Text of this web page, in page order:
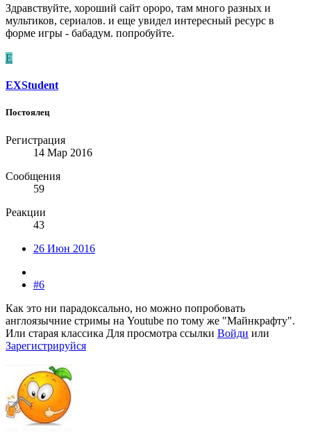
Здравствуйте, хороший сайт ороро, там много разных и
мультиков, сериалов. и еще увидел интересный ресурс в
форме игры - бабадум. попробуйте.
E
EXStudent
Постоялец
Регистрация
14 Мар 2016
Сообщения
59
Реакции
43
26 Июн 2016
#6
Как это ни парадоксально, но можно попробовать
англоязычние стримы на Youtube по тому же "Майнкрафту".
Или старая классика Для просмотра ссылки Войди или
Зарегистрируйся